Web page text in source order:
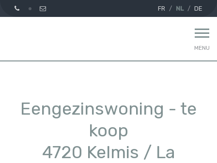
FR NL DE
MENU
Eengezinswoning - te
koop
4720 Kelmis / La